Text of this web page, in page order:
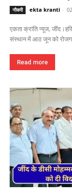
नौकरी ekta kranti -
एकता क्रांति न्यूज,
संस्थान में आठ जून को
Read more